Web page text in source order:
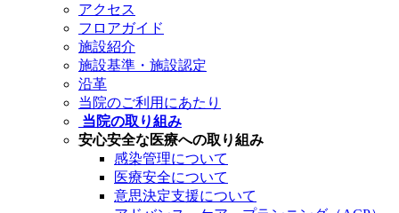
アクセス
フロアガイド
施設紹介
施設基準・施設認定
沿革
当院のご利用にあたり
当院の取り組み
安心安全な医療への取り組み
感染管理について
医療安全について
意思決定支援について